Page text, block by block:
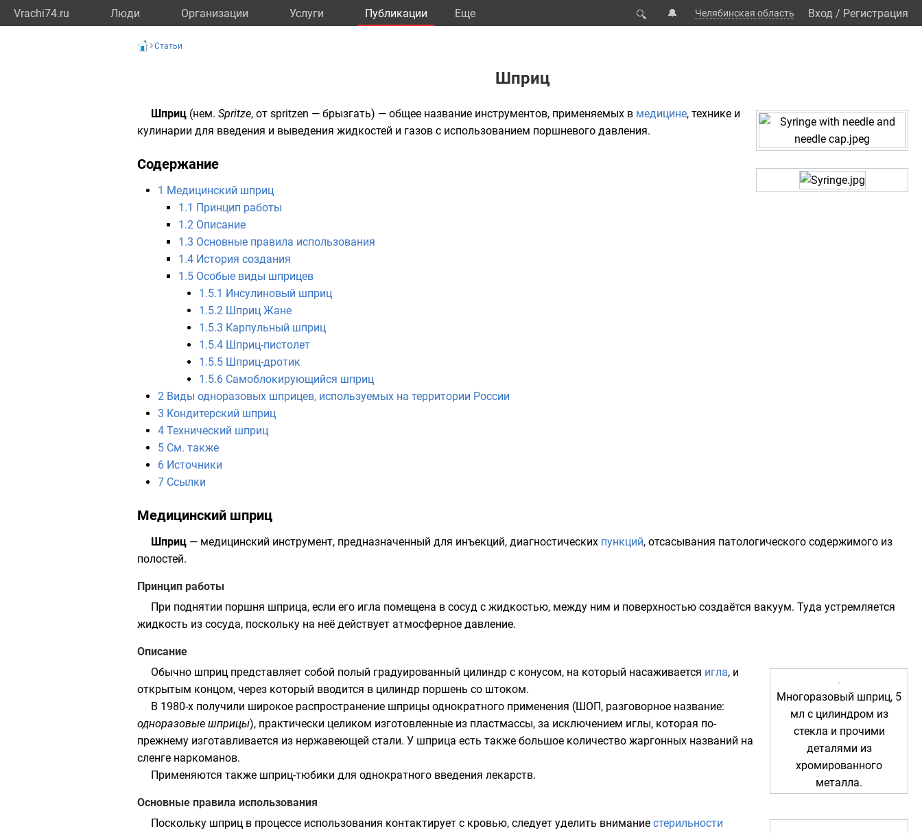
Vrachi74.ru Люди Организации Услуги Публикации Eще 🔍 🔔 Челябинская область Вход / Регистрация
Статьи
Шприц
Шприц (нем. Spritze, от spritzen — брызгать) — общее название инструментов, применяемых в медицине, технике и
кулинарии для введения и выведения жидкостей и газов с использованием поршневого давления.
Содержание
1 Медицинский шприц
1.1 Принцип работы
1.2 Описание
1.3 Основные правила использования
1.4 История создания
1.5 Особые виды шприцев
1.5.1 Инсулиновый шприц
1.5.2 Шприц Жане
1.5.3 Карпульный шприц
1.5.4 Шприц-пистолет
1.5.5 Шприц-дротик
1.5.6 Самоблокирующийся шприц
2 Виды одноразовых шприцев, используемых на территории России
3 Кондитерский шприц
4 Технический шприц
5 См. также
6 Источники
7 Ссылки
Медицинский шприц
Шприц — медицинский инструмент, предназначенный для инъекций, диагностических пункций, отсасывания патологического содержимого из
полостей.
Принцип работы
При поднятии поршня шприца, если его игла помещена в сосуд с жидкостью, между ним и поверхностью создаётся вакуум. Туда устремляется
жидкость из сосуда, поскольку на неё действует атмосферное давление.
Описание
Многоразовый шприц, 5
мл с цилиндром из
стекла и прочими
деталями из
хромированного
металла.
Обычно шприц представляет собой полый градуированный цилиндр с конусом, на который насаживается игла, и
открытым концом, через который вводится в цилиндр поршень со штоком.
В 1980-х получили широкое распространение шприцы однократного применения (ШОП, разговорное название:
одноразовые шприцы), практически целиком изготовленные из пластмассы, за исключением иглы, которая по-
прежнему изготавливается из нержавеющей стали. У шприца есть также большое количество жаргонных названий на
сленге наркоманов.
Применяются также шприц-тюбики для однократного введения лекарств.
Основные правила использования
Поскольку шприц в процессе использования контактирует с кровью, следует уделить внимание стерильности